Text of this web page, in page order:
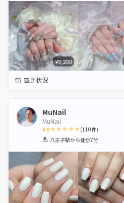
¥9,200
空き状況
MuNail
MuNail
4.9
1 2 3 4 5
(110件)
八王子駅から徒歩7分